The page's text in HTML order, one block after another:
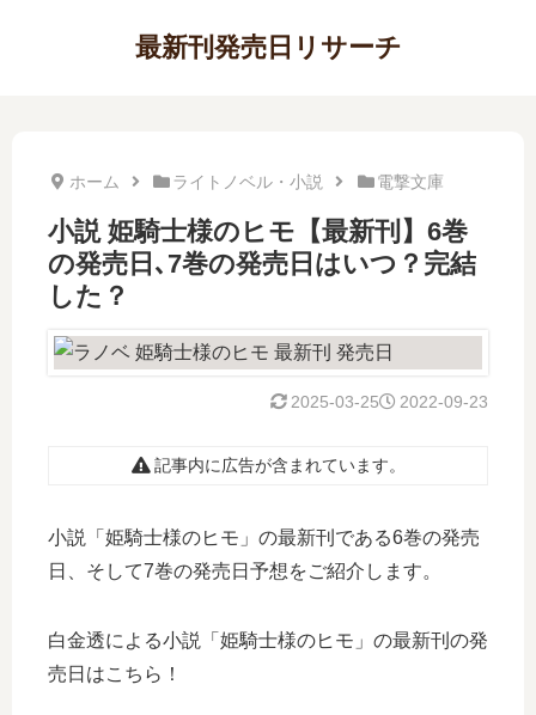
最新刊発売日リサーチ
ホーム ライトノベル・小説 電撃文庫
小説 姫騎士様のヒモ【最新刊】6巻
の発売日､7巻の発売日はいつ？完結
した？
2022-09-23
2025-03-25
記事内に広告が含まれています。
小説「姫騎士様のヒモ」の最新刊である6巻の発売
日、そして7巻の発売日予想をご紹介します。
白金透による小説「姫騎士様のヒモ」の最新刊の発
売日はこちら！